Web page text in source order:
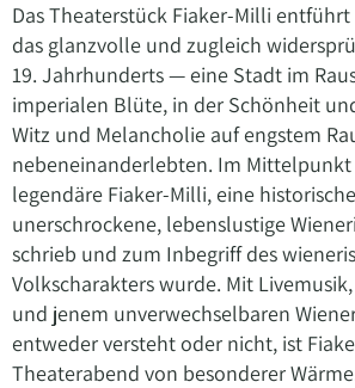
Das Theaterstück Fiaker-Milli
das glanzvolle und zugleich
19. Jahrhunderts — eine Stadt im
imperialen Blüte, in der Schönheit
Witz und Melancholie auf engstem
nebeneinanderlebten. Im
legendäre Fiaker-Milli, eine
unerschrockene, lebenslustige
schrieb und zum Inbegriff des
Volkscharakters wurde. Mit
und jenem unverwechselbaren
entweder versteht oder nicht, ist
Theaterabend von besonderer